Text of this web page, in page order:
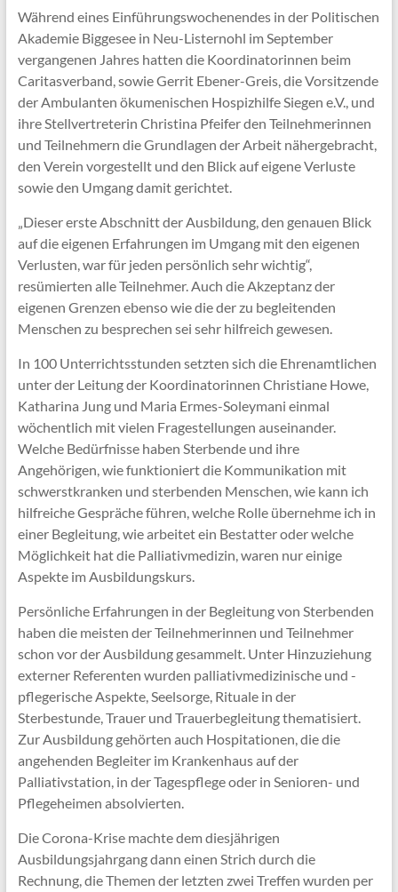
Während eines Einführungswochenendes in der Politischen
Akademie Biggesee in Neu-Listernohl im September
vergangenen Jahres hatten die Koordinatorinnen beim
Caritasverband, sowie Gerrit Ebener-Greis, die Vorsitzende
der Ambulanten ökumenischen Hospizhilfe Siegen e.V., und
ihre Stellvertreterin Christina Pfeifer den Teilnehmerinnen
und Teilnehmern die Grundlagen der Arbeit nähergebracht,
den Verein vorgestellt und den Blick auf eigene Verluste
sowie den Umgang damit gerichtet.
„Dieser erste Abschnitt der Ausbildung, den genauen Blick
auf die eigenen Erfahrungen im Umgang mit den eigenen
Verlusten, war für jeden persönlich sehr wichtig“,
resümierten alle Teilnehmer. Auch die Akzeptanz der
eigenen Grenzen ebenso wie die der zu begleitenden
Menschen zu besprechen sei sehr hilfreich gewesen.
In 100 Unterrichtsstunden setzten sich die Ehrenamtlichen
unter der Leitung der Koordinatorinnen Christiane Howe,
Katharina Jung und Maria Ermes-Soleymani einmal
wöchentlich mit vielen Fragestellungen auseinander.
Welche Bedürfnisse haben Sterbende und ihre
Angehörigen, wie funktioniert die Kommunikation mit
schwerstkranken und sterbenden Menschen, wie kann ich
hilfreiche Gespräche führen, welche Rolle übernehme ich in
einer Begleitung, wie arbeitet ein Bestatter oder welche
Möglichkeit hat die Palliativmedizin, waren nur einige
Aspekte im Ausbildungskurs.
Persönliche Erfahrungen in der Begleitung von Sterbenden
haben die meisten der Teilnehmerinnen und Teilnehmer
schon vor der Ausbildung gesammelt. Unter Hinzuziehung
externer Referenten wurden palliativmedizinische und -
pflegerische Aspekte, Seelsorge, Rituale in der
Sterbestunde, Trauer und Trauerbegleitung thematisiert.
Zur Ausbildung gehörten auch Hospitationen, die die
angehenden Begleiter im Krankenhaus auf der
Palliativstation, in der Tagespflege oder in Senioren- und
Pflegeheimen absolvierten.
Die Corona-Krise machte dem diesjährigen
Ausbildungsjahrgang dann einen Strich durch die
Rechnung, die Themen der letzten zwei Treffen wurden per